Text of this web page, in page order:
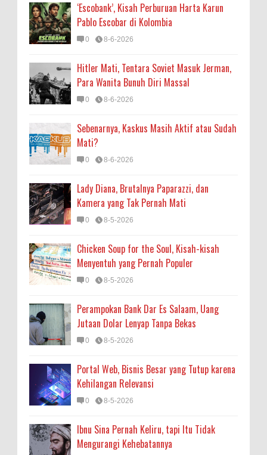
‘Escobank’, Kisah Perburuan Harta Karun
Pablo Escobar di Kolombia
0 8-6-2026
Hitler Mati, Tentara Soviet Masuk Jerman,
Para Wanita Bunuh Diri Massal
0 8-6-2026
Sebenarnya, Kaskus Masih Aktif atau Sudah
Mati?
0 8-6-2026
Lady Diana, Brutalnya Paparazzi, dan
Kamera yang Tak Pernah Mati
0 8-5-2026
Chicken Soup for the Soul, Kisah-kisah
Menyentuh yang Pernah Populer
0 8-5-2026
Perampokan Bank Dar Es Salaam, Uang
Jutaan Dolar Lenyap Tanpa Bekas
0 8-5-2026
Portal Web, Bisnis Besar yang Tutup karena
Kehilangan Relevansi
0 8-5-2026
Ibnu Sina Pernah Keliru, tapi Itu Tidak
Mengurangi Kehebatannya